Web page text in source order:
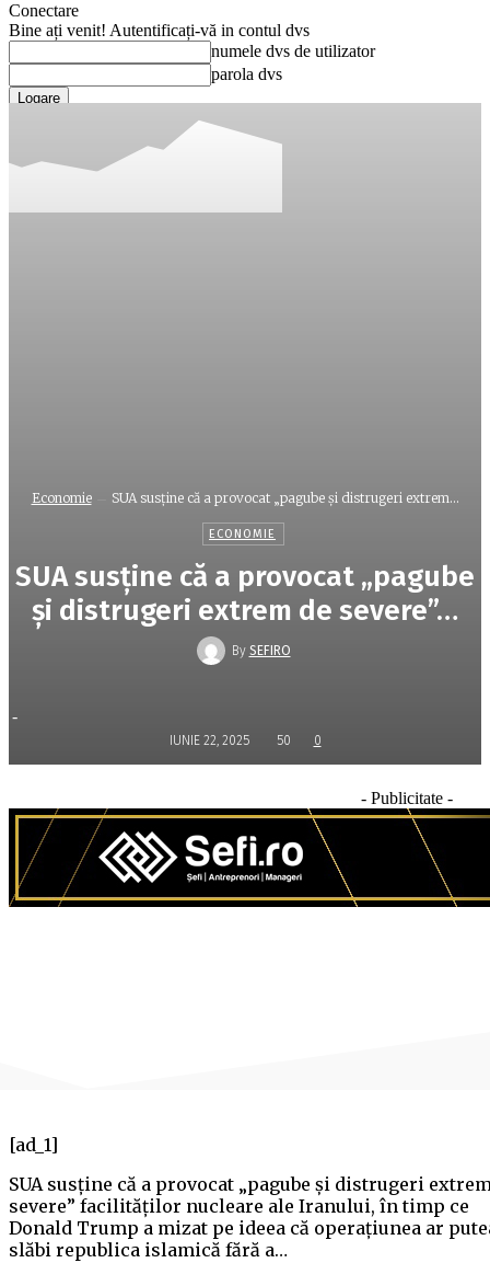
Conectare
Bine ați venit! Autentificați-vă in contul dvs
numele dvs de utilizator
parola dvs
Ați uitat parola? obține ajutor
Recuperați-vă parola
Economie SUA susţine că a provocat „pagube şi distrugeri extrem...
ECONOMIE
SUA susţine că a provocat „pagube
şi distrugeri extrem de severe”…
By SEFIRO
-
IUNIE 22, 2025 50 0
- Publicitate -
[ad_1]
SUA susţine că a provocat „pagube şi distrugeri
severe” facilităţilor nucleare ale Iranului, în timp ce
Donald Trump a mizat pe ideea că operaţiunea ar
slăbi republica islamică fără a…